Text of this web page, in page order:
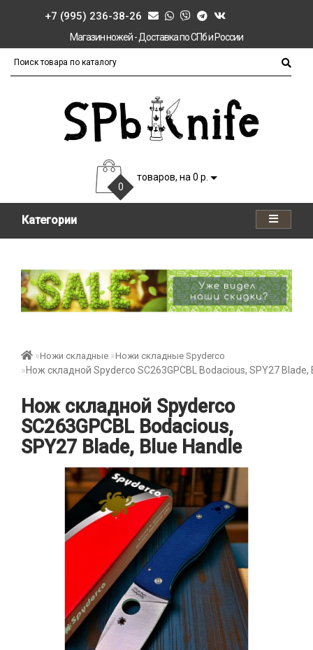
+7 (995) 236-38-26
Магазин ножей - Доставка по СПб и России
0
товаров, на 0 р.
Категории
Ножи складные Ножи складные Spyderco
Нож складной Spyderco SC263GPCBL Bodacious, SPY27 Blade,
Нож складной Spyderco
SC263GPCBL Bodacious,
SPY27 Blade, Blue Handle